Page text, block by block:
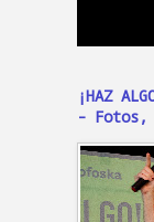
¡HAZ
- Fotos,